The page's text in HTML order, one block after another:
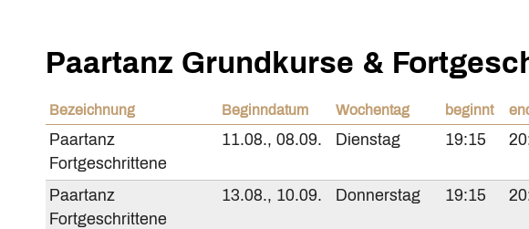
Paartanz Grundkurse &
Bezeichnung Beginndatum Wochentag beginnt
Paartanz
Fortgeschrittene
11.08., 08.09. Dienstag 19:15
Paartanz
Fortgeschrittene
13.08., 10.09. Donnerstag 19:15